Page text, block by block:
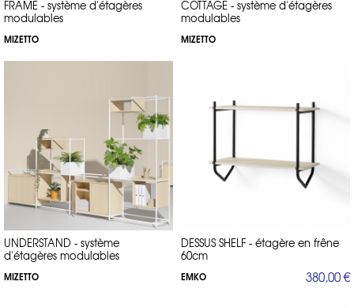
FRAME - système d'étagères
modulables
MIZETTO
COTTAGE - système d'étagères
modulables
MIZETTO
UNDERSTAND - système
d'étagères modulables
MIZETTO
DESSUS SHELF - étagère en frêne
60cm
EMKO 380,00 €